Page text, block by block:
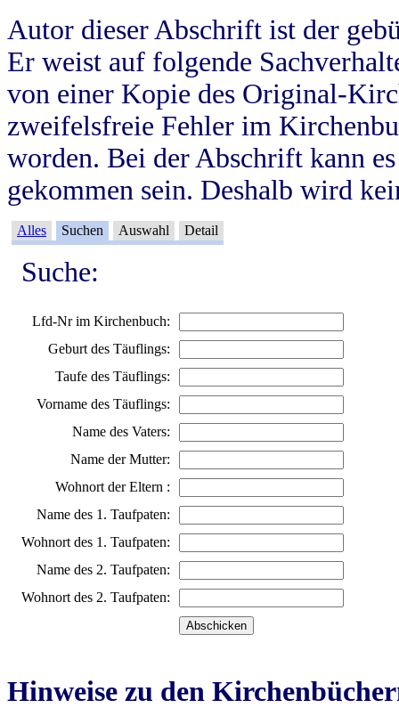
Autor dieser Abschrift ist der
Er weist auf folgende
von einer Kopie des Original-
zweifelsfreie Fehler im
worden. Bei der Abschrift kann
gekommen sein. Deshalb wird
Alles Suchen Auswahl Detail
Suche:
Lfd-Nr im Kirchenbuch:
Geburt des Täuflings:
Taufe des Täuflings:
Vorname des Täuflings:
Name des Vaters:
Name der Mutter:
Wohnort der Eltern :
Name des 1. Taufpaten:
Wohnort des 1. Taufpaten:
Name des 2. Taufpaten:
Wohnort des 2. Taufpaten:
Hinweise zu den